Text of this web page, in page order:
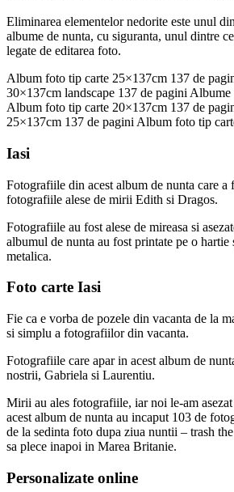
Eliminarea elementelor nedorite este unul
albume de nunta, cu siguranta, unul dintre
legate de editarea foto.
Album foto tip carte 25×137cm 137 de
30×137cm landscape 137 de pagini
Album foto tip carte 20×137cm 137 de
25×137cm 137 de pagini Album foto tip
Iasi
Fotografiile din acest album de nunta care a
fotografiile alese de mirii Edith si Dragos.
Fotografiile au fost alese de mireasa si
albumul de nunta au fost printate pe o hartie
metalica.
Foto carte Iasi
Fie ca e vorba de pozele din vacanta de la
si simplu a fotografiilor din vacanta.
Fotografiile care apar in acest album de
nostrii, Gabriela si Laurentiu.
Mirii au ales fotografiile, iar noi le-am
acest album de nunta au incaput 103 de
de la sedinta foto dupa ziua nuntii – trash
sa plece inapoi in Marea Britanie.
Personalizate online